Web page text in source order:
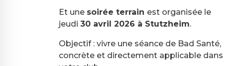
Et une soirée terrain est organisée le
jeudi 30 avril 2026 à Stutzheim.
Objectif : vivre une séance de Bad Santé,
concrète et directement applicable dans